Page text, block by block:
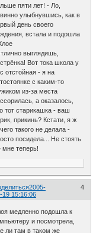
пяти лет! - Ло,
улыбнувшись, как в
день своего
встала и подошла
выглядишь,
Вот тока школа у
отстойная - я на
с каким-то
из-за места
а оказалось,
тот старикашка - ваш
прикинь? Кстати, я ж
такого не делала -
посидела... Не стоять
мне теперь!
4
2005-
19 15:16:06
медленно подошла к
и посмотрела,
ли там в таком же